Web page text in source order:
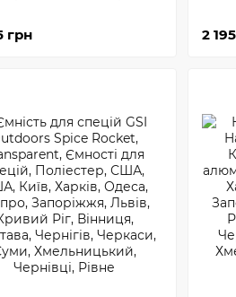
походів широкий вибір
легко зняти посуд з вогнища;
продуктів протягом 15 годин;
у поході.
вигляду своєї продукції.
найпростіші миски мають
свій похідний стіл.
грн 2